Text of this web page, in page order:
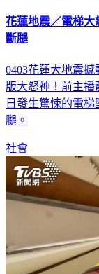
花蓮地震／電梯大
斷腿
0403花蓮大地震
版大怒神！前主播
日發生驚悚的電
腿。
社會